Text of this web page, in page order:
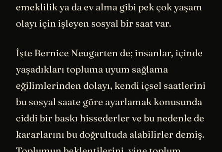
emeklilik ya da ev alma gibi pek çok yaşam
olayı için işleyen sosyal bir saat var.
İşte Bernice Neugarten de; insanlar, içinde
yaşadıkları topluma uyum sağlama
eğilimlerinden dolayı, kendi içsel saatlerini
bu sosyal saate göre ayarlamak konusunda
ciddi bir baskı hissederler ve bu nedenle de
kararlarını bu doğrultuda alabilirler demiş.